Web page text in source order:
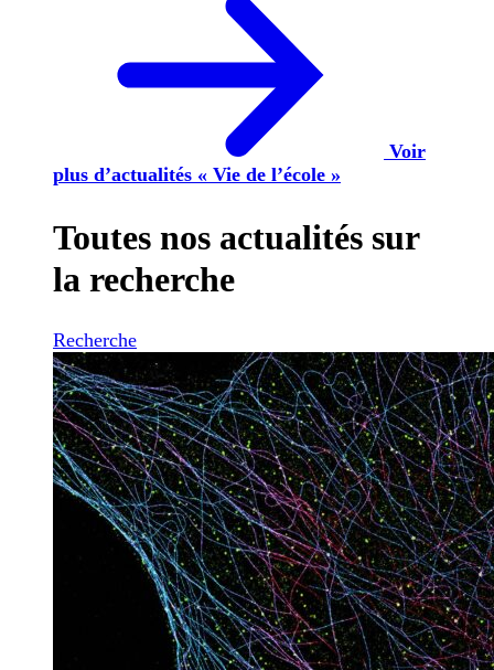
Voir
plus d’actualités « Vie de l’école »
Toutes nos actualités sur
la recherche
Recherche